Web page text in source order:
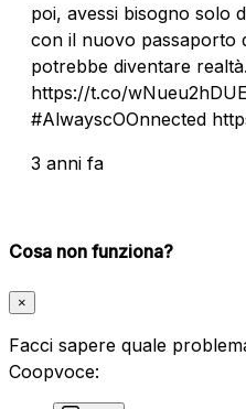
poi, avessi bisogno solo
con il nuovo passaporto
potrebbe diventare
https://t.co/
#AlwayscOOnnected
3 anni fa
Cosa non funziona?
×
Facci sapere quale
Coopvoce: